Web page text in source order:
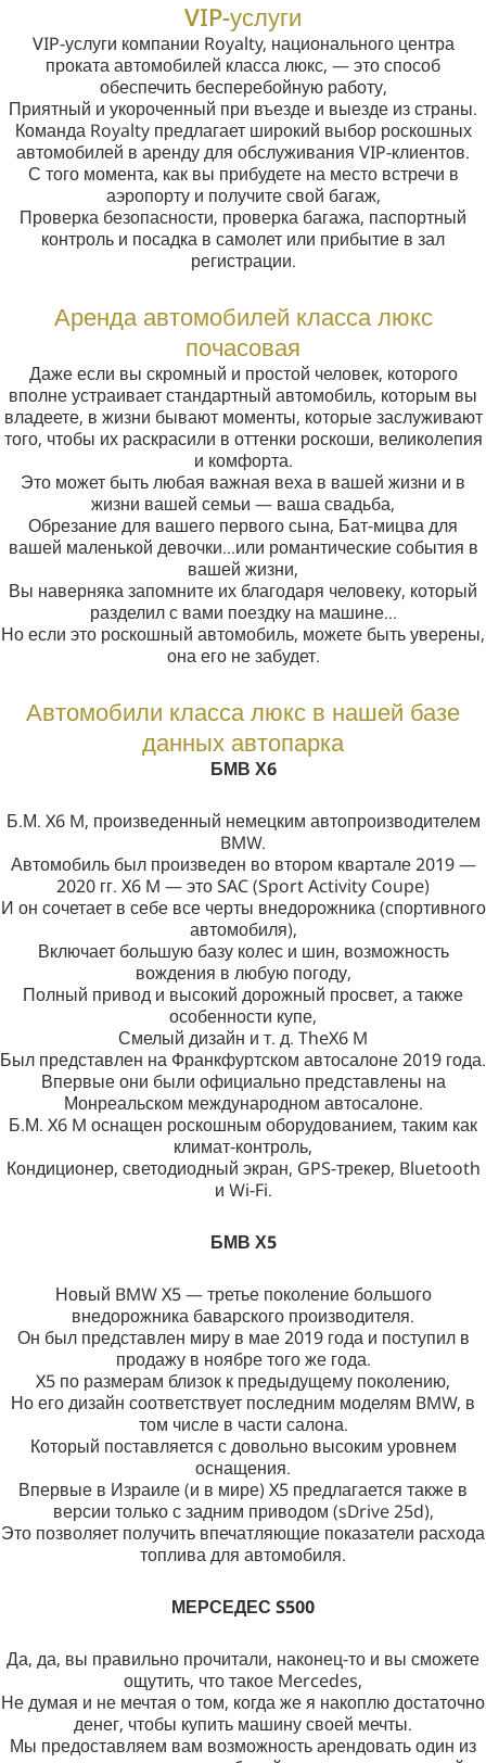
VIP-услуги
VIP-услуги компании Royalty, национального центра
проката автомобилей класса люкс, — это способ
обеспечить бесперебойную работу,
Приятный и укороченный при въезде и выезде из страны.
Команда Royalty предлагает широкий выбор роскошных
автомобилей в аренду для обслуживания VIP-клиентов.
С того момента, как вы прибудете на место встречи в
аэропорту и получите свой багаж,
Проверка безопасности, проверка багажа, паспортный
контроль и посадка в самолет или прибытие в зал
регистрации.
Аренда автомобилей класса люкс
почасовая
Даже если вы скромный и простой человек, которого
вполне устраивает стандартный автомобиль, которым вы
владеете, в жизни бывают моменты, которые заслуживают
того, чтобы их раскрасили в оттенки роскоши, великолепия
и комфорта.
Это может быть любая важная веха в вашей жизни и в
жизни вашей семьи — ваша свадьба,
Обрезание для вашего первого сына, Бат-мицва для
вашей маленькой девочки…или романтические события в
вашей жизни,
Вы наверняка запомните их благодаря человеку, который
разделил с вами поездку на машине…
Но если это роскошный автомобиль, можете быть уверены,
она его не забудет.
Автомобили класса люкс в нашей базе
данных автопарка
БМВ Х6
Б.М. X6 M, произведенный немецким автопроизводителем
BMW.
Автомобиль был произведен во втором квартале 2019 —
2020 гг. X6 M — это SAC (Sport Activity Coupe)
И он сочетает в себе все черты внедорожника (спортивного
автомобиля),
Включает большую базу колес и шин, возможность
вождения в любую погоду,
Полный привод и высокий дорожный просвет, а также
особенности купе,
Смелый дизайн и т. д. TheX6 M
Был представлен на Франкфуртском автосалоне 2019 года.
Впервые они были официально представлены на
Монреальском международном автосалоне.
Б.М. X6 M оснащен роскошным оборудованием, таким как
климат-контроль,
Кондиционер, светодиодный экран, GPS-трекер, Bluetooth
и Wi-Fi.
БМВ Х5
Новый BMW X5 — третье поколение большого
внедорожника баварского производителя.
Он был представлен миру в мае 2019 года и поступил в
продажу в ноябре того же года.
X5 по размерам близок к предыдущему поколению,
Но его дизайн соответствует последним моделям BMW, в
том числе в части салона.
Который поставляется с довольно высоким уровнем
оснащения.
Впервые в Израиле (и в мире) X5 предлагается также в
версии только с задним приводом (sDrive 25d),
Это позволяет получить впечатляющие показатели расхода
топлива для автомобиля.
МЕРСЕДЕС S500
Да, да, вы правильно прочитали, наконец-то и вы сможете
ощутить, что такое Mercedes,
Не думая и не мечтая о том, когда же я накоплю достаточно
денег, чтобы купить машину своей мечты.
Мы предоставляем вам возможность арендовать один из